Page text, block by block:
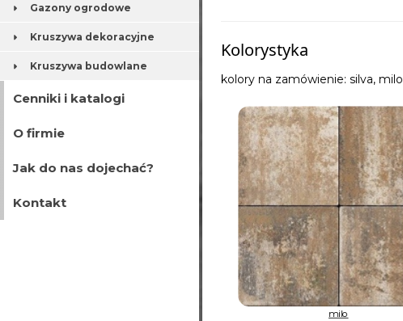
Gazony ogrodowe
Kruszywa dekoracyjne
Kruszywa budowlane
Cenniki i katalogi
O firmie
Jak do nas dojechać?
Kontakt
Kolorystyka
kolory na zamówienie: silva, milo
milo